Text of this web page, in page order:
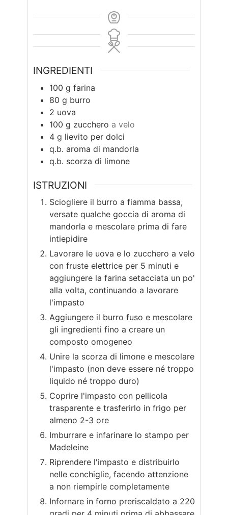
INGREDIENTI
100 g farina
80 g burro
2 uova
100 g zucchero a velo
4 g lievito per dolci
q.b. aroma di mandorla
q.b. scorza di limone
ISTRUZIONI
Sciogliere il burro a fiamma bassa,
versate qualche goccia di aroma di
mandorla e mescolare prima di fare
intiepidire
Lavorare le uova e lo zucchero a velo
con fruste elettrice per 5 minuti e
aggiungere la farina setacciata un po'
alla volta, continuando a lavorare
l'impasto
Aggiungere il burro fuso e mescolare
gli ingredienti fino a creare un
composto omogeneo
Unire la scorza di limone e mescolare
l'impasto (non deve essere né troppo
liquido né troppo duro)
Coprire l'impasto con pellicola
trasparente e trasferirlo in frigo per
almeno 2-3 ore
Imburrare e infarinare lo stampo per
Madeleine
Riprendere l'impasto e distribuirlo
nelle conchiglie, facendo attenzione
a non riempirle completamente
Infornare in forno preriscaldato a 220